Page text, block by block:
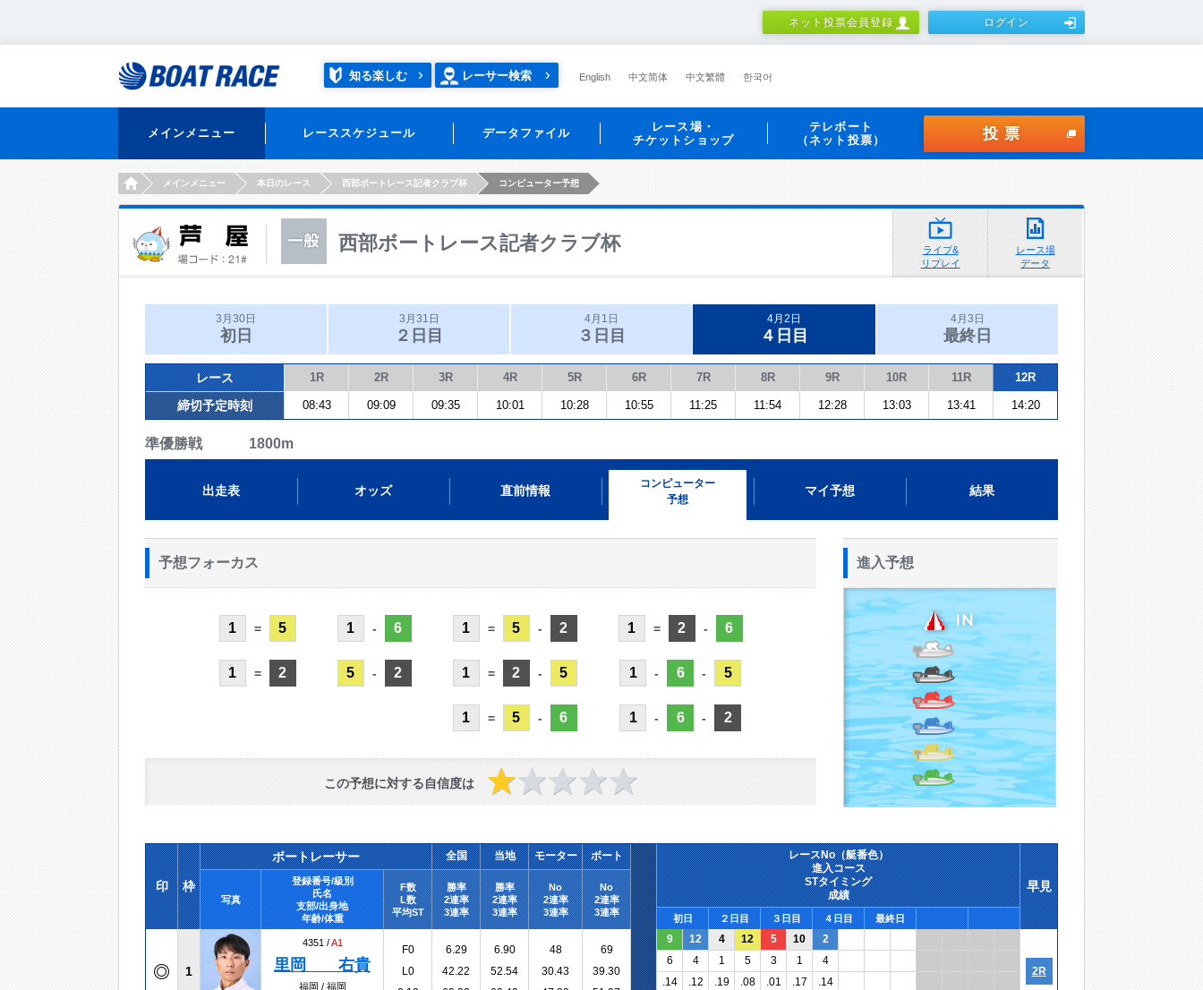
ネット投票会員登録 ログイン
知る楽しむ レーサー検索 English 中文简体 中文繁體 한국어
メインメニュー レーススケジュール データファイル
レース場・
チケットショップ
テレボート
（ネット投票）
投票
HOMEメインメニュー 本日のレース 西部ボートレース記者クラブ杯 コンピューター予想
西部ボートレース記者クラブ杯
ライブ&
リプレイ
レース場
データ
3月30日
初日
3月31日
２日目
4月1日
３日目
4月2日
４日目
4月3日
最終日
レース 1R 2R 3R 4R 5R 6R 7R 8R 9R 10R 11R 12R
締切予定時刻 08:43 09:09 09:35 10:01 10:28 10:55 11:25 11:54 12:28 13:03 13:41 14:20
準優勝戦 1800m
出走表 オッズ 直前情報
コンピューター
予想
マイ予想 結果
予想フォーカス
1 = 5
1 = 2
1 - 6
5 - 2
1 = 5 - 2
1 = 2 - 5
1 = 5 - 6
1 = 2 - 6
1 - 6 - 5
1 - 6 - 2
この予想に対する自信度は
進入予想
印 枠
ボートレーサー 全国 当地 モーター ボート
レースNo（艇番色）
進入コース
STタイミング
成績
早見
写真
登録番号/級別
氏名
支部/出身地
年齢/体重
F数
L数
平均ST
勝率
2連率
3連率
勝率
2連率
3連率
No
2連率
3連率
No
2連率
3連率
初日 ２日目 ３日目 ４日目 最終日
1
4351 /A1
里岡 右貴
福岡 / 福岡
F0
L0
6.29
42.22
6.90
52.54
48
30.43
69
39.30
9 12 4 12 5 10 2
2R
6 4 1 5 3 1
4
.14
.12 .19 .08 .01 .17
.14